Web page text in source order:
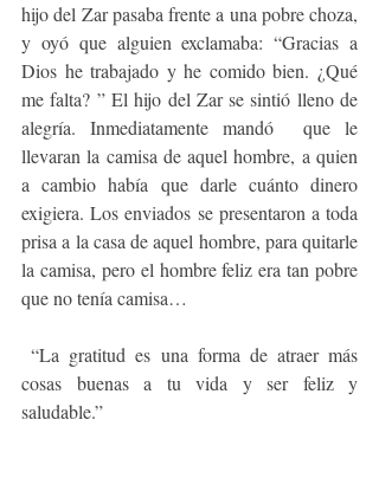
hijo del Zar pasaba frente a una pobre choza,
y oyó que alguien exclamaba: “Gracias a
Dios he trabajado y he comido bien. ¿Qué
me falta? ” El hijo del Zar se sintió lleno de
alegría. Inmediatamente mandó  que le
llevaran la camisa de aquel hombre, a quien
a cambio había que darle cuánto dinero
exigiera. Los enviados se presentaron a toda
prisa a la casa de aquel hombre, para quitarle
la camisa, pero el hombre feliz era tan pobre
que no tenía camisa…
“La gratitud es una forma de atraer más
cosas buenas a tu vida y ser feliz y
saludable.”